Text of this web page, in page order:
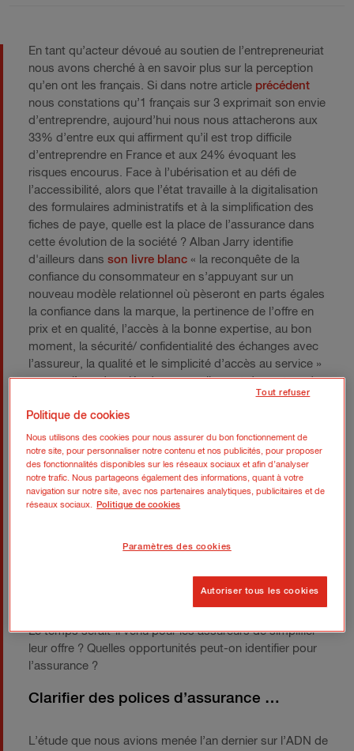
En tant qu’acteur dévoué au soutien de l’entrepreneuriat
nous avons cherché à en savoir plus sur la perception
qu’en ont les français. Si dans notre article précédent
nous constations qu’1 français sur 3 exprimait son envie
d’entreprendre, aujourd’hui nous nous attacherons aux
33% d’entre eux qui affirment qu’il est trop difficile
d’entreprendre en France et aux 24% évoquant les
risques encourus. Face à l’ubérisation et au défi de
l’accessibilité, alors que l’état travaille à la digitalisation
des formulaires administratifs et à la simplification des
fiches de paye, quelle est la place de l’assurance dans
cette évolution de la société ? Alban Jarry identifie
d'ailleurs dans son livre blanc « la reconquête de la
confiance du consommateur en s’appuyant sur un
nouveau modèle relationnel où pèseront en parts égales
la confiance dans la marque, la pertinence de l’offre en
prix et en qualité, l’accès à la bonne expertise, au bon
moment, la sécurité/ confidentialité des échanges avec
l’assureur, la qualité et le simplicité d’accès au service »
comme l’une des clés du renouvellement du secteur de
Le temps serait-il venu pour les assureurs de simplifier
leur offre ? Quelles opportunités peut-on identifier pour
l’assurance ?
Clarifier des polices d’assurance …
L’étude que nous avions menée l’an dernier sur l’ADN de
Politique de cookies
Nous utilisons des cookies pour nous assurer du bon fonctionnement de
notre site, pour personnaliser notre contenu et nos publicités, pour proposer
des fonctionnalités disponibles sur les réseaux sociaux et afin d’analyser
notre trafic. Nous partageons également des informations, quant à votre
navigation sur notre site, avec nos partenaires analytiques, publicitaires et de
réseaux sociaux. Politique de cookies
Paramètres des cookies
Tout refuser
Autoriser tous les cookies